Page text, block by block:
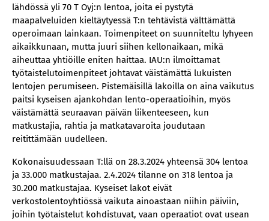
lähdössä yli 70 T Oyj:n lentoa, joita ei pystytä
maapalveluiden kieltäytyessä T:n tehtävistä välttämättä
operoimaan lainkaan. Toimenpiteet on suunniteltu lyhyeen
aikaikkunaan, mutta juuri siihen kellonaikaan, mikä
aiheuttaa yhtiöille eniten haittaa. IAU:n ilmoittamat
työtaistelutoimenpiteet johtavat väistämättä lukuisten
lentojen perumiseen. Pistemäisillä lakoilla on aina vaikutus
paitsi kyseisen ajankohdan lento-operaatioihin, myös
väistämättä seuraavan päivän liikenteeseen, kun
matkustajia, rahtia ja matkatavaroita joudutaan
reitittämään uudelleen.
Kokonaisuudessaan T:llä on 28.3.2024 yhteensä 304 lentoa
ja 33.000 matkustajaa. 2.4.2024 tilanne on 318 lentoa ja
30.200 matkustajaa. Kyseiset lakot eivät
verkostolentoyhtiössä vaikuta ainoastaan niihin päiviin,
joihin työtaistelut kohdistuvat, vaan operaatiot ovat usean